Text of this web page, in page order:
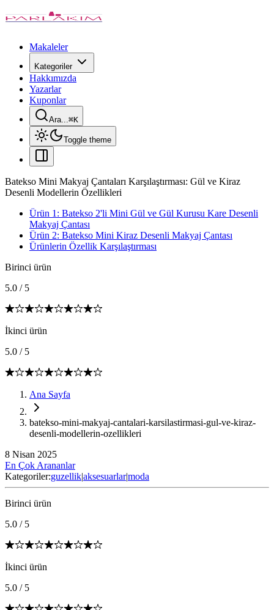
Makaleler
Kategoriler
Hakkımızda
Yazarlar
Kuponlar
Ara...⌘K
Toggle theme
Batekso Mini Makyaj Çantaları Karşılaştırması: Gül ve Kiraz
Desenli Modellerin Özellikleri
Ürün 1: Batekso 2'li Mini Gül ve Gül Kurusu Kare Desenli
Makyaj Çantası
Ürün 2: Batekso Mini Kiraz Desenli Makyaj Çantası
Ürünlerin Özellik Karşılaştırması
Birinci ürün
5.0 / 5
İkinci ürün
5.0 / 5
Ana Sayfa
batekso-mini-makyaj-cantalari-karsilastirmasi-gul-ve-kiraz-
desenli-modellerin-ozellikleri
8 Nisan 2025
En Çok Arananlar
Kategoriler:guzellik|aksesuarlar|moda
Birinci ürün
5.0 / 5
İkinci ürün
5.0 / 5